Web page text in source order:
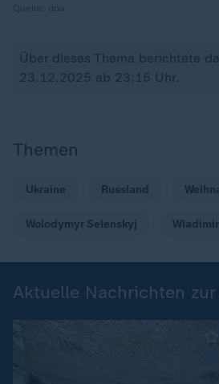
Über dieses Thema berichtete
23.12.2025 ab 23:15 Uhr.
Themen
Ukraine Russland
Wolodymyr Selenskyj
Aktuelle Nachrichten zur